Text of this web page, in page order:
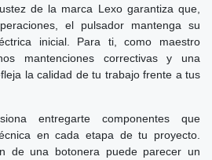
de la marca Lexo garantiza que,
el pulsador mantenga su
inicial. Para ti, como maestro
mantenciones correctivas y una
la calidad de tu trabajo frente a tus
entregarte componentes que
en cada etapa de tu proyecto.
de una botonera puede parecer un